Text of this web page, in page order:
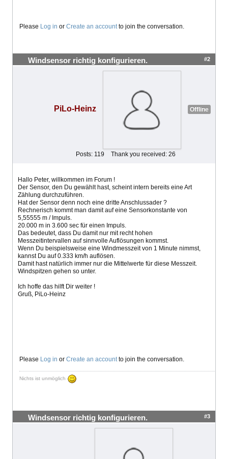
Please Log in or Create an account to join the conversation.
Windsensor richtig konfigurieren. #2
PiLo-Heinz Offline
Posts: 119 Thank you received: 26
Hallo Peter, willkommen im Forum !
Der Sensor, den Du gewählt hast, scheint intern bereits eine Art
Zählung durchzuführen.
Hat der Sensor denn noch eine dritte Anschlussader ?
Rechnerisch kommt man damit auf eine Sensorkonstante von
5,55555 m / Impuls.
20.000 m in 3.600 sec für einen Impuls.
Das bedeutet, dass Du damit nur mit recht hohen
Messzeitintervallen auf sinnvolle Auflösungen kommst.
Wenn Du beispielsweise eine Windmesszeit von 1 Minute nimmst,
kannst Du auf 0.333 km/h auflösen.
Damit hast natürlich immer nur die Mittelwerte für diese Messzeit.
Windspitzen gehen so unter.
Ich hoffe das hilft Dir weiter !
Gruß, PiLo-Heinz
Please Log in or Create an account to join the conversation.
Nichts ist unmöglich
Windsensor richtig konfigurieren. #3